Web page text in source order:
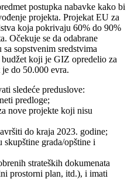
postupka nabavke kako bi
projekta. Projekat EU za
koja pokrivaju 60% do 90%
Očekuje se da odabrane
sopstvenim sredstvima
koji je GIZ opredelio za
do 50.000 evra.
sledeće preduslove:
predloge;
nove projekte koji nisu
do kraja 2023. godine;
grada/opštine i
strateških dokumenata
prostorni plan, itd.), i imati